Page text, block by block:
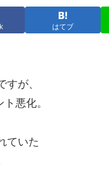
はてブ
が、
悪化。
ていた